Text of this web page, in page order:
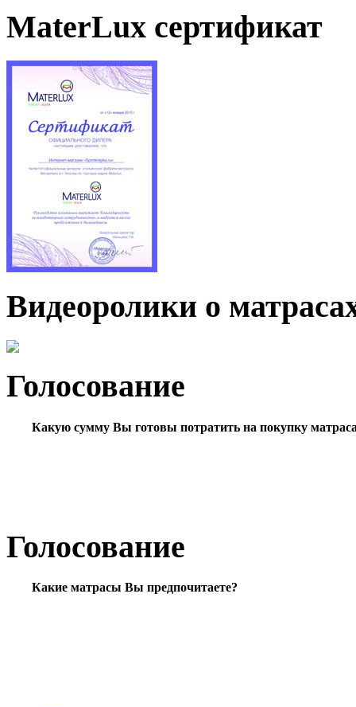
MaterLux сертификат
Видеоролики о
Голосование
Какую сумму Вы готовы потратить на покупку
Голосование
Какие матрасы Вы предпочитаете?